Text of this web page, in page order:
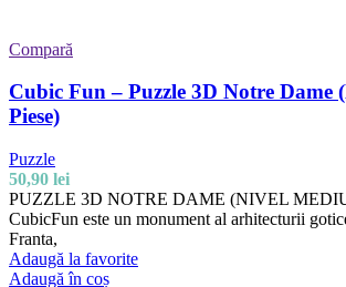
Compară
Cubic Fun – Puzzle 3D Notre Dame
Piese)
Puzzle
50,90 lei
PUZZLE 3D NOTRE DAME (NIVEL
CubicFun este un monument al arhitecturii
Franta,
Adaugă la favorite
Adaugă în coș